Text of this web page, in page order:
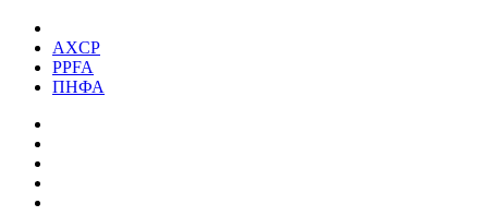
AXCP
PPFA
ПНФА